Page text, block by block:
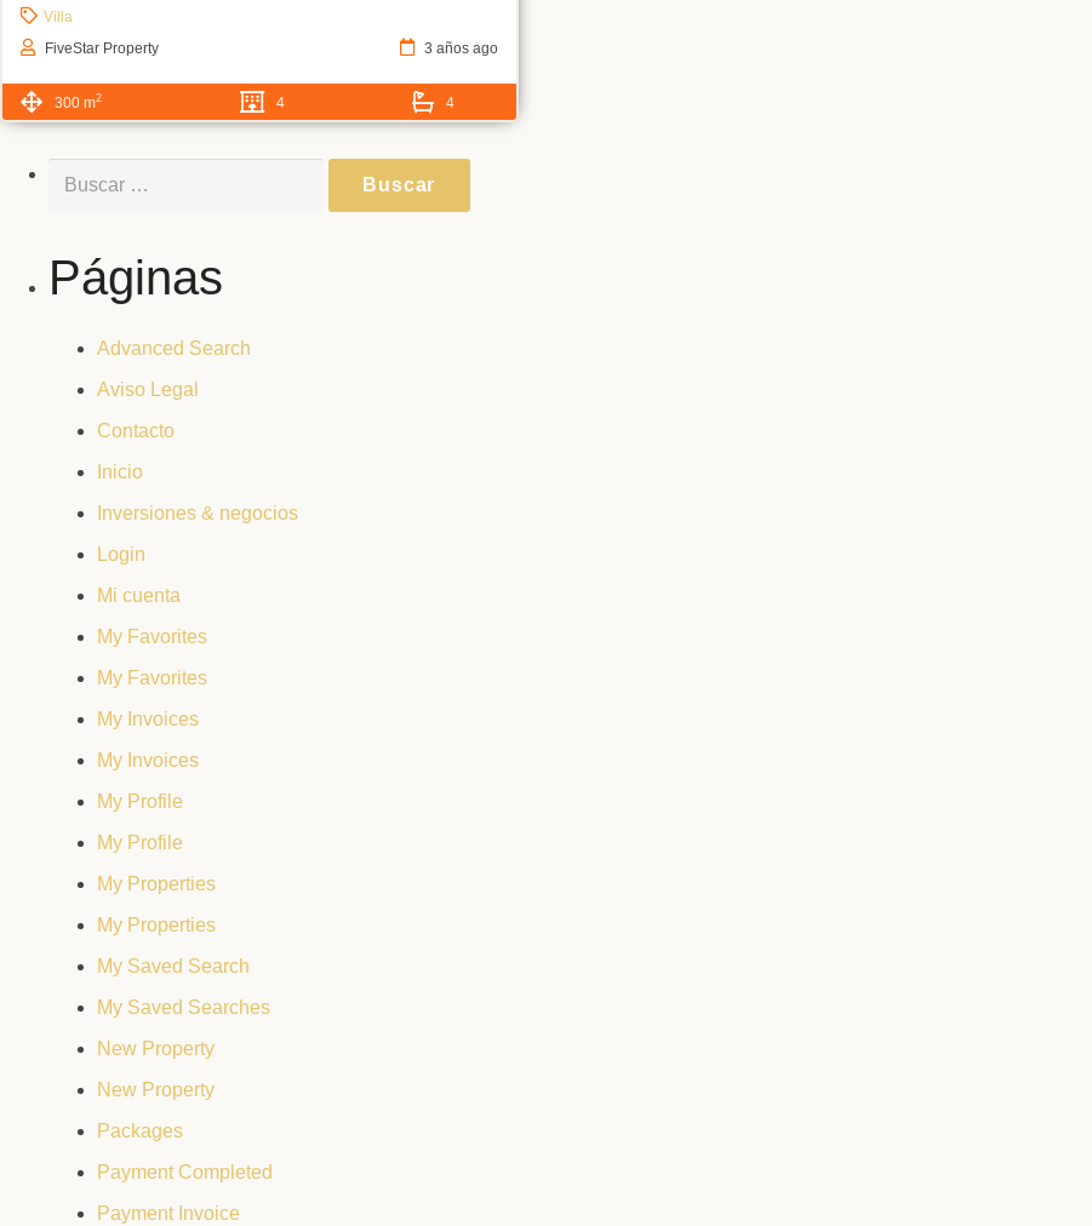
Villa
FiveStar Property
3 años ago
300 m2 4 4
Buscar:
Páginas
Advanced Search
Aviso Legal
Contacto
Inicio
Inversiones & negocios
Login
Mi cuenta
My Favorites
My Favorites
My Invoices
My Invoices
My Profile
My Profile
My Properties
My Properties
My Saved Search
My Saved Searches
New Property
New Property
Packages
Payment Completed
Payment Invoice